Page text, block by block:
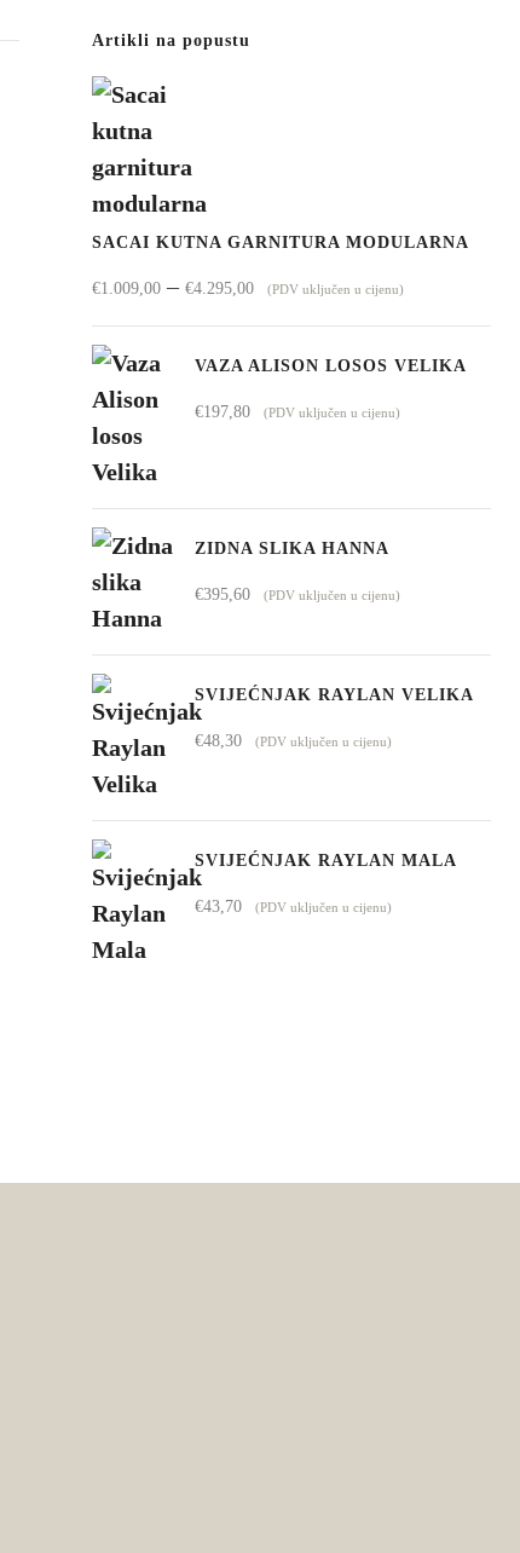
Artikli na popustu
SACAI KUTNA GARNITURA MODULARNA
€1.009,00 – €4.295,00Raspon
cijena:
od
(PDV uključen u cijenu)
VAZA ALISON LOSOS VELIKA
€197,80 (PDV uključen u cijenu)
ZIDNA SLIKA HANNA
€395,60 (PDV uključen u cijenu)
SVIJEĆNJAK RAYLAN VELIKA
€48,30 (PDV uključen u cijenu)
SVIJEĆNJAK RAYLAN MALA
€43,70 (PDV uključen u cijenu)